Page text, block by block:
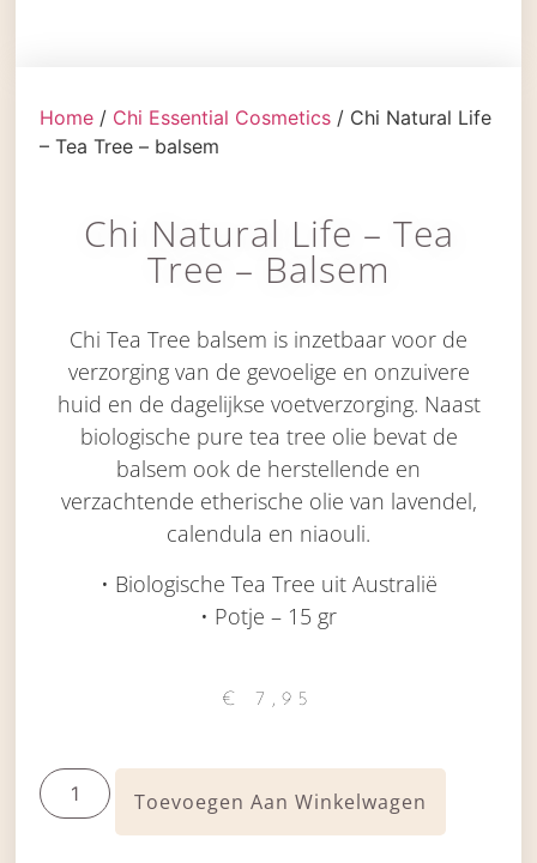
Home / Chi Essential Cosmetics / Chi Natural Life
– Tea Tree – balsem
Chi Natural Life – Tea
Tree – Balsem
Chi Tea Tree balsem is inzetbaar voor de
verzorging van de gevoelige en onzuivere
huid en de dagelijkse voetverzorging. Naast
biologische pure tea tree olie bevat de
balsem ook de herstellende en
verzachtende etherische olie van lavendel,
calendula en niaouli.
• Biologische Tea Tree uit Australië
• Potje – 15 gr
€ 7,95
Toevoegen Aan Winkelwagen